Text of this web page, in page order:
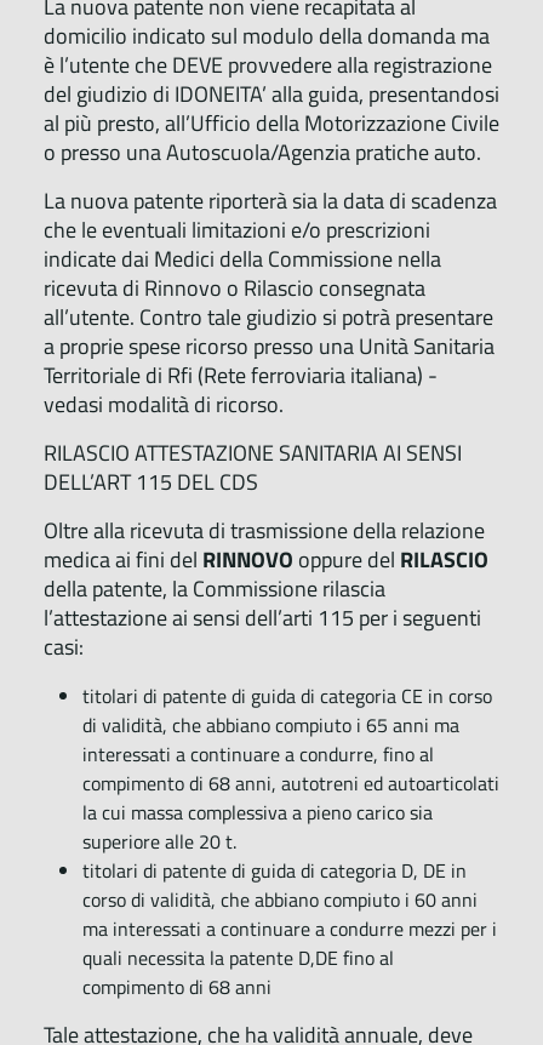
domicilio indicato sul modulo della domanda ma
è l’utente che DEVE provvedere alla registrazione
del giudizio di IDONEITA’ alla guida, presentandosi
al più presto, all’Ufficio della Motorizzazione Civile
o presso una Autoscuola/Agenzia pratiche auto.
La nuova patente riporterà sia la data di scadenza
che le eventuali limitazioni e/o prescrizioni
indicate dai Medici della Commissione nella
ricevuta di Rinnovo o Rilascio consegnata
all’utente. Contro tale giudizio si potrà presentare
a proprie spese ricorso presso una Unità Sanitaria
Territoriale di Rfi (Rete ferroviaria italiana) -
vedasi modalità di ricorso.
RILASCIO ATTESTAZIONE SANITARIA AI SENSI
DELL’ART 115 DEL CDS
Oltre alla ricevuta di trasmissione della relazione
medica ai fini del RINNOVO oppure del RILASCIO
della patente, la Commissione rilascia
l’attestazione ai sensi dell’arti 115 per i seguenti
casi:
titolari di patente di guida di categoria CE in corso
di validità, che abbiano compiuto i 65 anni ma
interessati a continuare a condurre, fino al
compimento di 68 anni, autotreni ed autoarticolati
la cui massa complessiva a pieno carico sia
superiore alle 20 t.
titolari di patente di guida di categoria D, DE in
corso di validità, che abbiano compiuto i 60 anni
ma interessati a continuare a condurre mezzi per i
quali necessita la patente D,DE fino al
compimento di 68 anni
Tale attestazione, che ha validità annuale, deve